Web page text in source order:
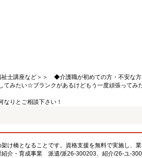
祉士講座など＞＞ ◆介護職が初めての方・不安な
てみたい☆ブランクがあるけどもう一度頑張ってみ
りとご相談下さい！
け橋となることです。資格支援を無料で実施し、
紹介・育成事業 派遣/派26-300203、紹介/26-ユ-